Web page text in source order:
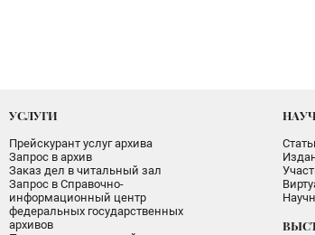
УСЛУГИ
Прейскурант услуг архива
Запрос в архив
Заказ дел в читальный зал
Запрос в Справочно-
информационный центр
федеральных государственных
архивов